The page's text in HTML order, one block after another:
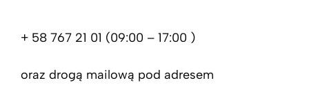
+ 58 767 21 01 (09:00 – 17:00 )
oraz drogą mailową pod adresem